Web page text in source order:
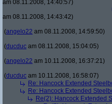
am 08.11.2008, 14:40:57)
am 08.11.2008, 14:43:42)
(angelo22 am 08.11.2008, 14:59:50)
(ducduc am 08.11.2008, 15:04:05)
(angelo22 am 10.11.2008, 16:37:21)
(ducduc am 10.11.2008, 16:58:07)
Re: Hancock Extended
Re: Hancock Extended
Re(2): Hancock Extended